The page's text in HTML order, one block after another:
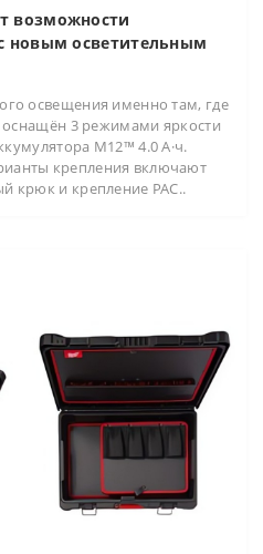
возможности
новым осветительным
освещения именно там, где
оснащён 3 режимами яркости
M12™ 4.0 А·ч.
крепления включают
крюк и крепление PAC..